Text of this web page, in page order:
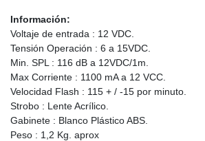
Información:
Voltaje de entrada : 12 VDC.
Tensión Operación : 6 a 15VDC.
Min. SPL : 116 dB a 12VDC/1m.
Max Corriente : 1100 mA a 12 VCC.
Velocidad Flash : 115 + / -15 por minuto.
Strobo : Lente Acrílico.
Gabinete : Blanco Plástico ABS.
Peso : 1,2 Kg. aprox